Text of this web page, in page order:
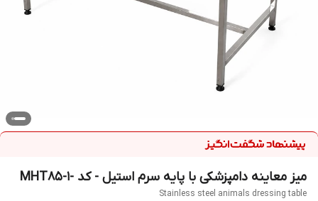
میز معاینه دامپزشکی با پایه سرم استیل - کد -MHT85-1
Stainless steel animals dressing table